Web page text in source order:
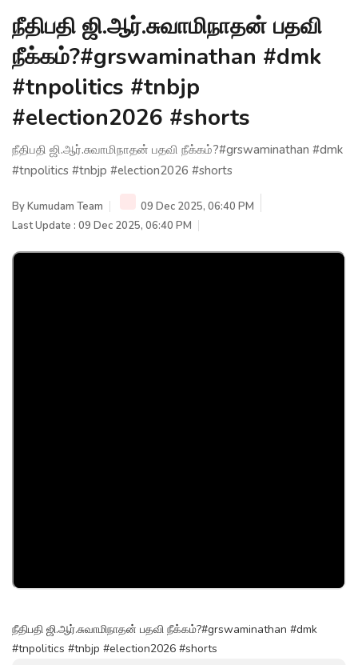
நீதிபதி ஜி.ஆர்.சுவாமிநாதன் பதவி
நீக்கம்?#grswaminathan #dmk
#tnpolitics #tnbjp
#election2026 #shorts
நீதிபதி ஜி.ஆர்.சுவாமிநாதன் பதவி நீக்கம்?#grswaminathan #dmk
#tnpolitics #tnbjp #election2026 #shorts
ByKumudam Team
09 Dec 2025, 06:40 PM
Last Update : 09 Dec 2025, 06:40 PM
நீதிபதி ஜி.ஆர்.சுவாமிநாதன் பதவி நீக்கம்?#grswaminathan #dmk
#tnpolitics #tnbjp #election2026 #shorts